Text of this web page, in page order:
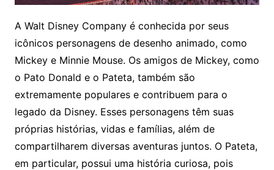
A Walt Disney Company é conhecida por seus
icônicos personagens de desenho animado, como
Mickey e Minnie Mouse. Os amigos de Mickey, como
o Pato Donald e o Pateta, também são
extremamente populares e contribuem para o
legado da Disney. Esses personagens têm suas
próprias histórias, vidas e famílias, além de
compartilharem diversas aventuras juntos. O Pateta,
em particular, possui uma história curiosa, pois